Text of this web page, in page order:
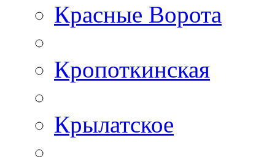
Красные Ворота
Кропоткинская
Крылатское